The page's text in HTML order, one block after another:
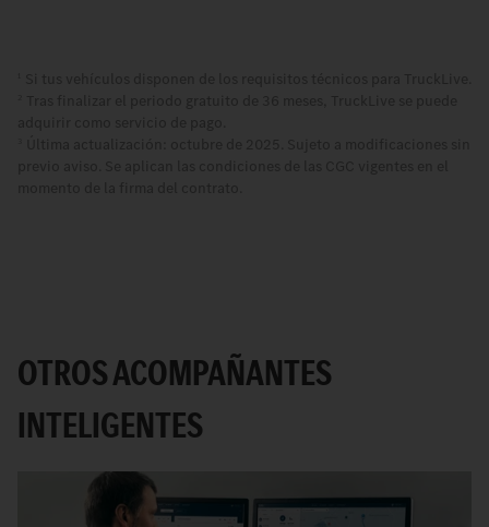
OTROS ACOMPAÑANTES
INTELIGENTES